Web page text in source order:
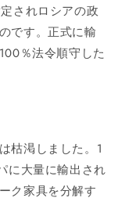
されロシアの政
です。正式に輸
％法令順守した
枯渇しました。1
に大量に輸出され
ク家具を分解す